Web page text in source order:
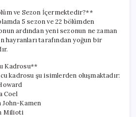
ve Sezon İçermektedir?**
5 sezon ve 22 bölümden
ardından yeni sezonun ne zaman
hayranları tarafından yoğun bir
Kadrosu**
kadrosu şu isimlerden oluşmaktadır:
Coel
John-Kamen
Milioti